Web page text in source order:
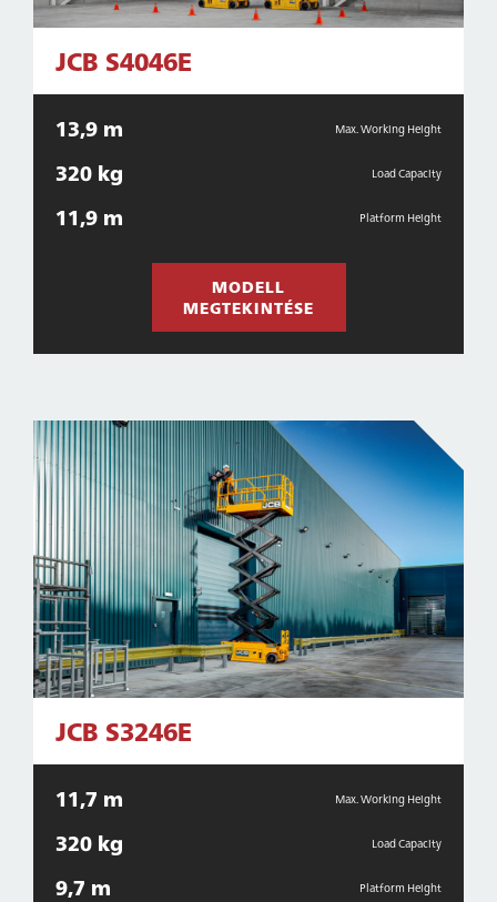
JCB S4046E
13,9 m Max. Working Height
320 kg Load Capacity
11,9 m Platform Height
MODELL
MEGTEKINTÉSE
JCB S3246E
11,7 m Max. Working Height
320 kg Load Capacity
9,7 m Platform Height